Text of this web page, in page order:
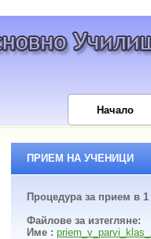
Начало
ПРИЕМ НА УЧЕНИЦИ
Процедура за прием в 1
Файлове за изтегляне:
Име :